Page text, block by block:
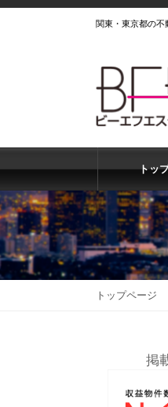
関東・東京都の不
トッ
トップページ
掲